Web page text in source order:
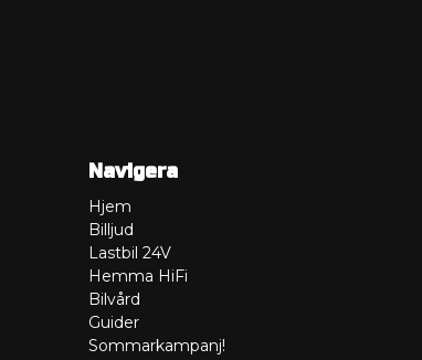
Navigera
Hjem
Billjud
Lastbil 24V
Hemma HiFi
Bilvård
Guider
Sommarkampanj!